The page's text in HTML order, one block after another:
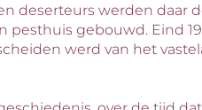
deserteurs werden daar
pesthuis gebouwd. Eind
werd van het